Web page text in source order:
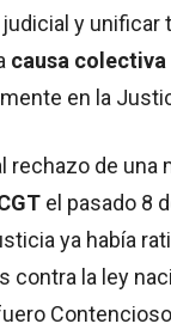
y unificar
causa colectiva
en la
rechazo de una
el pasado 8
ya había
contra la ley